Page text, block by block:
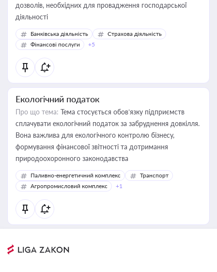
дозволів, необхідних для провадження господарської
діяльності
Банківська діяльність
Страхова діяльність
Фінансові послуги
+5
Екологічний податок
Про що тема: Тема стосується обов’язку підприємств
сплачувати екологічний податок за забруднення довкілля.
Вона важлива для екологічного контролю бізнесу,
формування фінансової звітності та дотримання
природоохоронного законодавства
Паливно-енергетичний комплекс
Транспорт
Агропромисловий комплекс
+1